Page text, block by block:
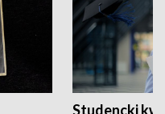
Studencki